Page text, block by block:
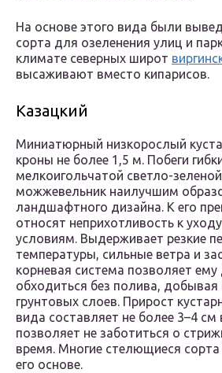
На основе этого вида были
сорта для озеленения улиц и
климате северных широт
высаживают вместо кипарисов.
Казацкий
Миниатюрный низкорослый
кроны не более 1,5 м. Побеги
мелкоигольчатой светло-
можжевельник наилучшим
ландшафтного дизайна. К его
относят неприхотливость к
условиям. Выдерживает резкие
температуры, сильные ветра и
корневая система позволяет
обходиться без полива, добывая
грунтовых слоев. Прирост
вида составляет не более 3–4 см
позволяет не заботиться о
время. Многие стелющиеся
его основе.